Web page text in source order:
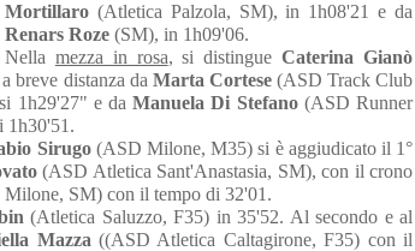
Mortillaro (Atletica Palzola, SM), in 1h08'21 e da
Renars Roze (SM), in 1h09'06.
Nella mezza in rosa, si distingueCaterina Gianò
breve distanza da Marta Cortese(ASD Track Club
1h29'27" e daManuela Di Stefano(ASD Runner
1h30'51.
Sirugo(ASD Milone, M35) si è aggiudicato il 1°
(ASD Atletica Sant'Anastasia, SM), con il crono
SM) con il tempo di 32'01.
(Atletica Saluzzo, F35) in 35'52. Al secondo e al
Mazza ((ASD Atletica Caltagirone, F35) con il